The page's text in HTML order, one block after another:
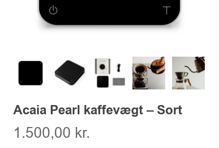
Acaia Pearl kaffevægt – Sort
1.500,00 kr.